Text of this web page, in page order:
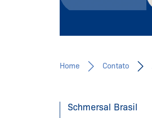
Home Contato
Schmersal Brasil